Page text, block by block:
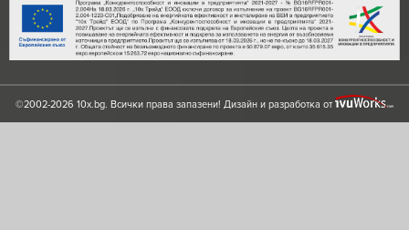
©2002-2026 10x.bg. Всички права запазени! Дизайн и разработка от